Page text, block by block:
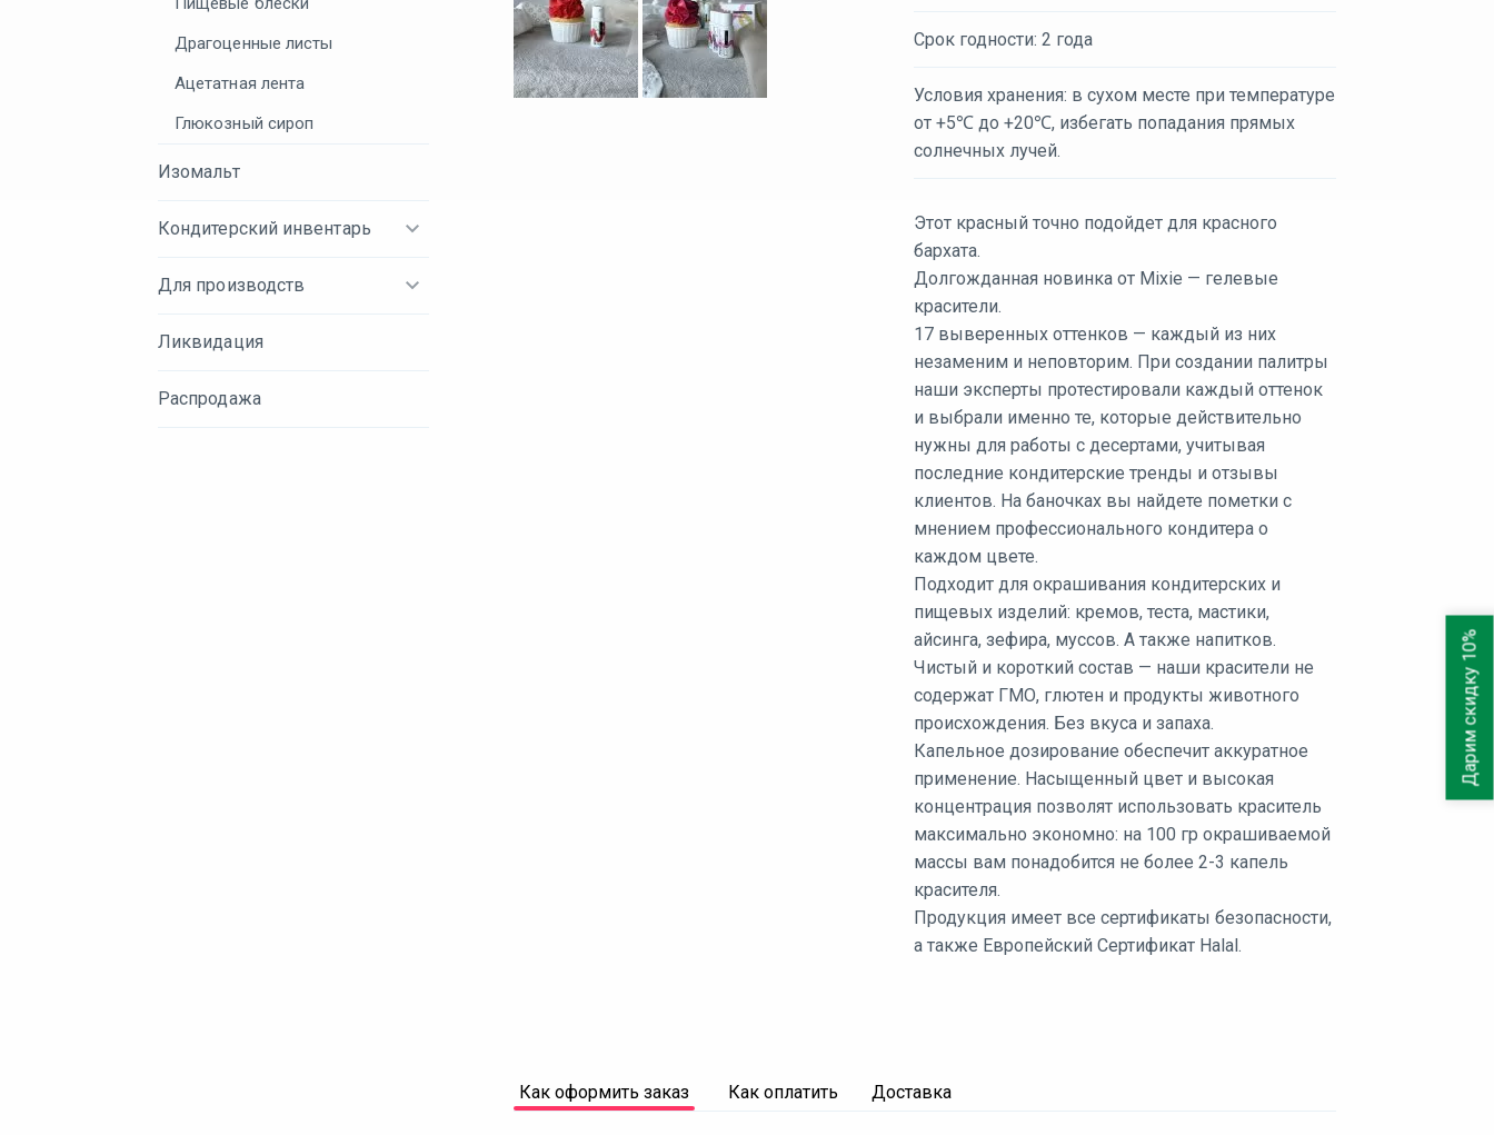
Драгоценные листы
Ацетатная лента
Глюкозный сироп
Изомальт
Кондитерский инвентарь
Для производств
Ликвидация
Распродажа
Срок годности: 2 года
Условия хранения: в сухом месте при температуре
от +5℃ до +20℃, избегать попадания прямых
солнечных лучей.
Этот красный точно подойдет для красного
бархата.
Долгожданная новинка от Mixie — гелевые
красители.
17 выверенных оттенков — каждый из них
незаменим и неповторим. При создании палитры
наши эксперты протестировали каждый оттенок
и выбрали именно те, которые действительно
нужны для работы с десертами, учитывая
последние кондитерские тренды и отзывы
клиентов. На баночках вы найдете пометки с
мнением профессионального кондитера о
каждом цвете.
Подходит для окрашивания кондитерских и
пищевых изделий: кремов, теста, мастики,
айсинга, зефира, муссов. А также напитков.
Чистый и короткий состав — наши красители не
содержат ГМО, глютен и продукты животного
происхождения. Без вкуса и запаха.
Капельное дозирование обеспечит аккуратное
применение. Насыщенный цвет и высокая
концентрация позволят использовать краситель
максимально экономно: на 100 гр окрашиваемой
массы вам понадобится не более 2-3 капель
красителя.
Продукция имеет все сертификаты безопасности,
а также Европейский Сертификат Halal.
Как оформить заказ Как оплатить Доставка
Дарим скидку 10%